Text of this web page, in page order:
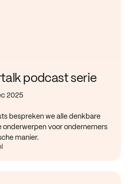
podcast serie
2025
bespreken we alle denkbare
onderwerpen voor ondernemers
manier.